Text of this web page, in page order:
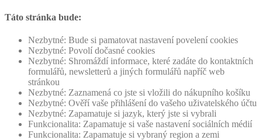
Táto stránka bude:
Nezbytné: Bude si pamatovat nastavení povelení cookies
Nezbytné: Povolí dočasné cookies
Nezbytné: Shromáždí informace, které zadáte do kontaktních
formulářů, newsletterů a jiných formulářů napříč web
stránkou
Nezbytné: Zaznamená co jste si vložili do nákupního košíku
Nezbytné: Ověří vaše přihlášení do vašeho uživatelského účtu
Nezbytné: Zapamatuje si jazyk, který jste si vybrali
Funkcionalita: Zapamatuje si vaše nastavení sociálních médií
Funkcionalita: Zapamatuje si vybraný region a zemi